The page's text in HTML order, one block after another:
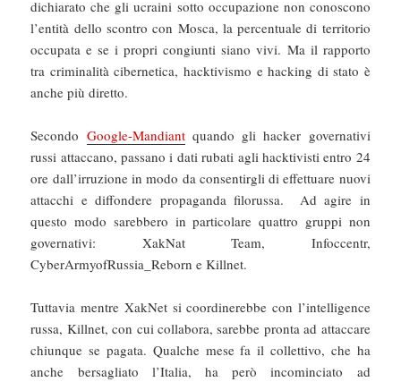
dichiarato che gli ucraini sotto occupazione non conoscono
l’entità dello scontro con Mosca, la percentuale di territorio
occupata e se i propri congiunti siano vivi. Ma il rapporto
tra criminalità cibernetica, hacktivismo e hacking di stato è
anche più diretto.
Secondo Google-Mandiantquando gli hacker governativi
russi attaccano, passano i dati rubati agli hacktivisti entro 24
ore dall’irruzione in modo da consentirgli di effettuare nuovi
attacchi e diffondere propaganda filorussa. Ad agire in
questo modo sarebbero in particolare quattro gruppi non
governativi: XakNat Team, Infoccentr,
CyberArmyofRussia_Reborn e Killnet.
Tuttavia mentre XakNet si coordinerebbe con l’intelligence
russa, Killnet, con cui collabora, sarebbe pronta ad attaccare
chiunque se pagata. Qualche mese fa il collettivo, che ha
anche bersagliato l’Italia, ha però incominciato ad